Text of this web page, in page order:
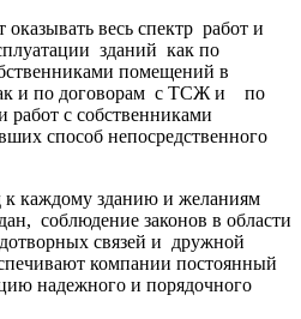
весь спектр работ и
зданий как по
помещений в
и по договорам с ТСЖ и по
работ с собственниками
способ непосредственного
каждому зданию и желаниям
соблюдение законов в области
связей и дружной
компании постоянный
надежного и порядочного